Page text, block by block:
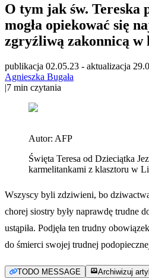
O tym jak św. Tereska
mogła opiekować się
zgryźliwą zakonnicą w
publikacja 02.05.23 - aktualizacja
Agnieszka Bugała
|7 min czytania
Autor: AFP
Święta Teresa od Dzieciątka
karmelitankami z klasztoru w
Wszyscy byli zdziwieni, bo
chorej siostry były naprawdę trudne
ustąpiła. Podjęła ten trudny
do śmierci swojej trudnej
TODO MESSAGE Archiwizuj